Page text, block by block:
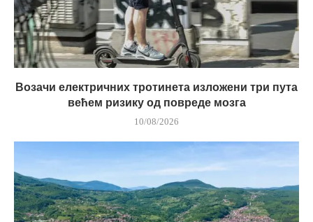
Возачи електричних тротинета изложени три пута
већем ризику од повреде мозга
10/08/2026